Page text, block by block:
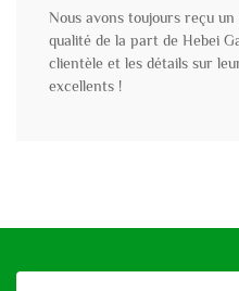
Nous avons toujours reçu
qualité de la part de Hebei
clientèle et les détails sur
excellents !